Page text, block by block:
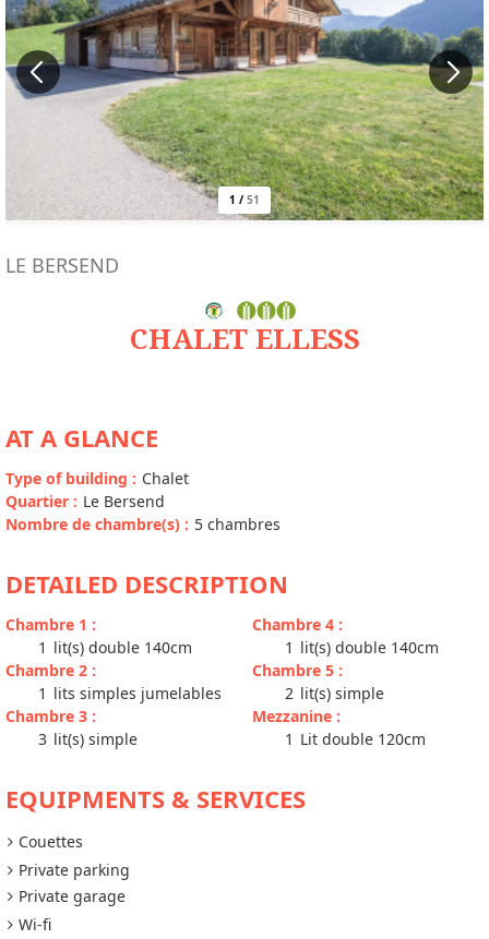
1 / 51
CHALET ELLESS
LE BERSEND
AT A GLANCE
Type of building : Chalet
Quartier : Le Bersend
Nombre de chambre(s) : 5 chambres
DETAILED DESCRIPTION
Chambre 1 :
1 lit(s) double 140cm
Chambre 2 :
1 lits simples jumelables
Chambre 3 :
3 lit(s) simple
Chambre 4 :
1 lit(s) double 140cm
Chambre 5 :
2 lit(s) simple
Mezzanine :
1 Lit double 120cm
EQUIPMENTS & SERVICES
Couettes
Private parking
Private garage
Wi-fi